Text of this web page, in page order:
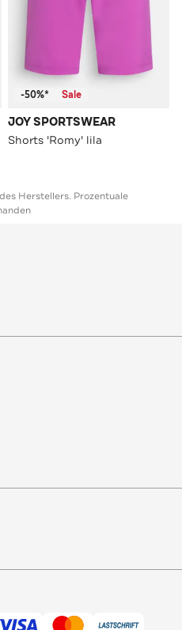
-50%* Sale
JOY SPORTSWEAR
Shorts 'Romy' lila
Herstellers. Prozentuale